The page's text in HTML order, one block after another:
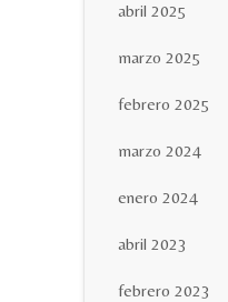
abril 2025
marzo 2025
febrero 2025
marzo 2024
enero 2024
abril 2023
febrero 2023